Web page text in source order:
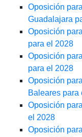
Oposición
Guadalajara
Oposición
para el 2028
Oposición
para el 2028
Oposición
Baleares para
Oposición
el 2028
Oposición